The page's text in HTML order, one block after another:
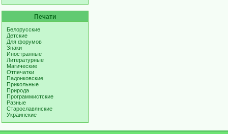
Печати
Белорусские
Детские
Для форумов
Знаки
Иностранные
Литературные
Магические
Отпечатки
Падонковские
Прикольные
Природа
Программистские
Разные
Старославянские
Украинские